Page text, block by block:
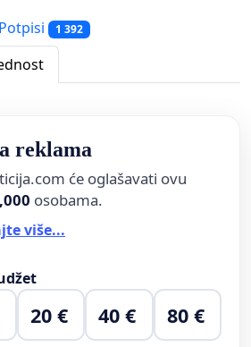
Potpisi 1 392
reklama
će oglašavati ovu
osobama.
više...
20 € 40 € 80 €